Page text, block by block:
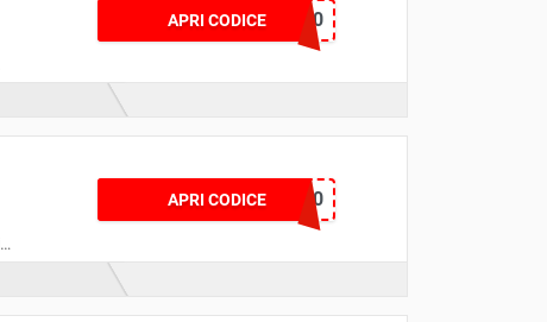
APRI CODICECYBER30
APRI CODICE
MGHEROE20